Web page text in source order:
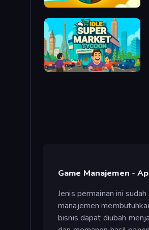
Land Explorers: Merge & Build
Idle Supermarket Tycoon
Game Manajemen -
Jenis permainan ini
manajemen
bisnis dapat diubah